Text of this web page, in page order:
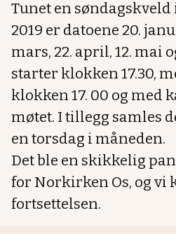
Tunet en
2019 er datoene 20.
mars, 22. april, 12. mai
starter klokken 17.30,
klokken 17. 00 og med
møtet. I tillegg samles
en torsdag i måneden.
Det ble en skikkelig
for Norkirken Os, og vi
fortsettelsen.